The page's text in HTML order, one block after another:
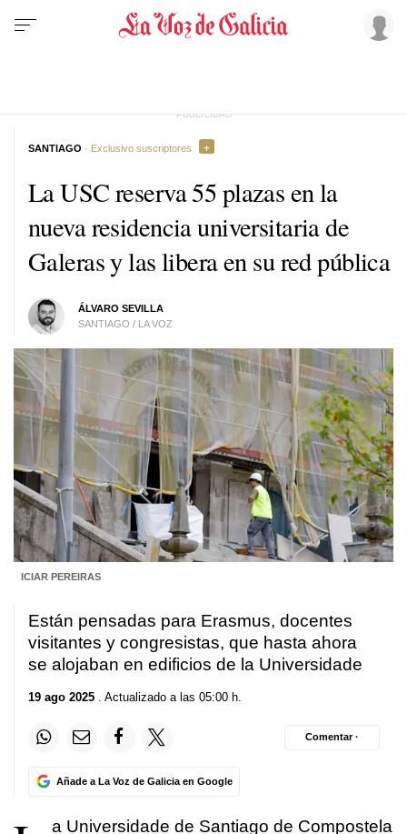
La USC reserva 55 plazas en la
nueva residencia universitaria de
Galeras y las libera en su red pública
ÁLVARO SEVILLA
SANTIAGO / LA VOZ
SANTIAGO · Exclusivo suscriptores
ICIAR PEREIRAS
Están pensadas para Erasmus, docentes
visitantes y congresistas, que hasta ahora
se alojaban en edificios de la Universidade
19 ago 2025 . Actualizado a las 05:00 h.
Añade a La Voz de Galicia en Google
Comentar ·
a Universidade de Santiago de Compostela